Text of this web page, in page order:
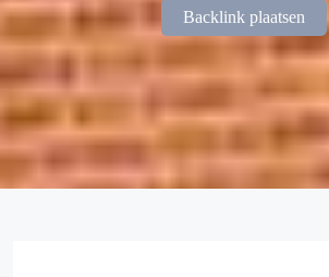
Backlink plaatsen